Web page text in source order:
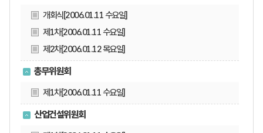
개회식[2006.01.11 수요일]
제1차[2006.01.11 수요일]
제2차[2006.01.12 목요일]
총무위원회
제1차[2006.01.11 수요일]
산업건설위원회